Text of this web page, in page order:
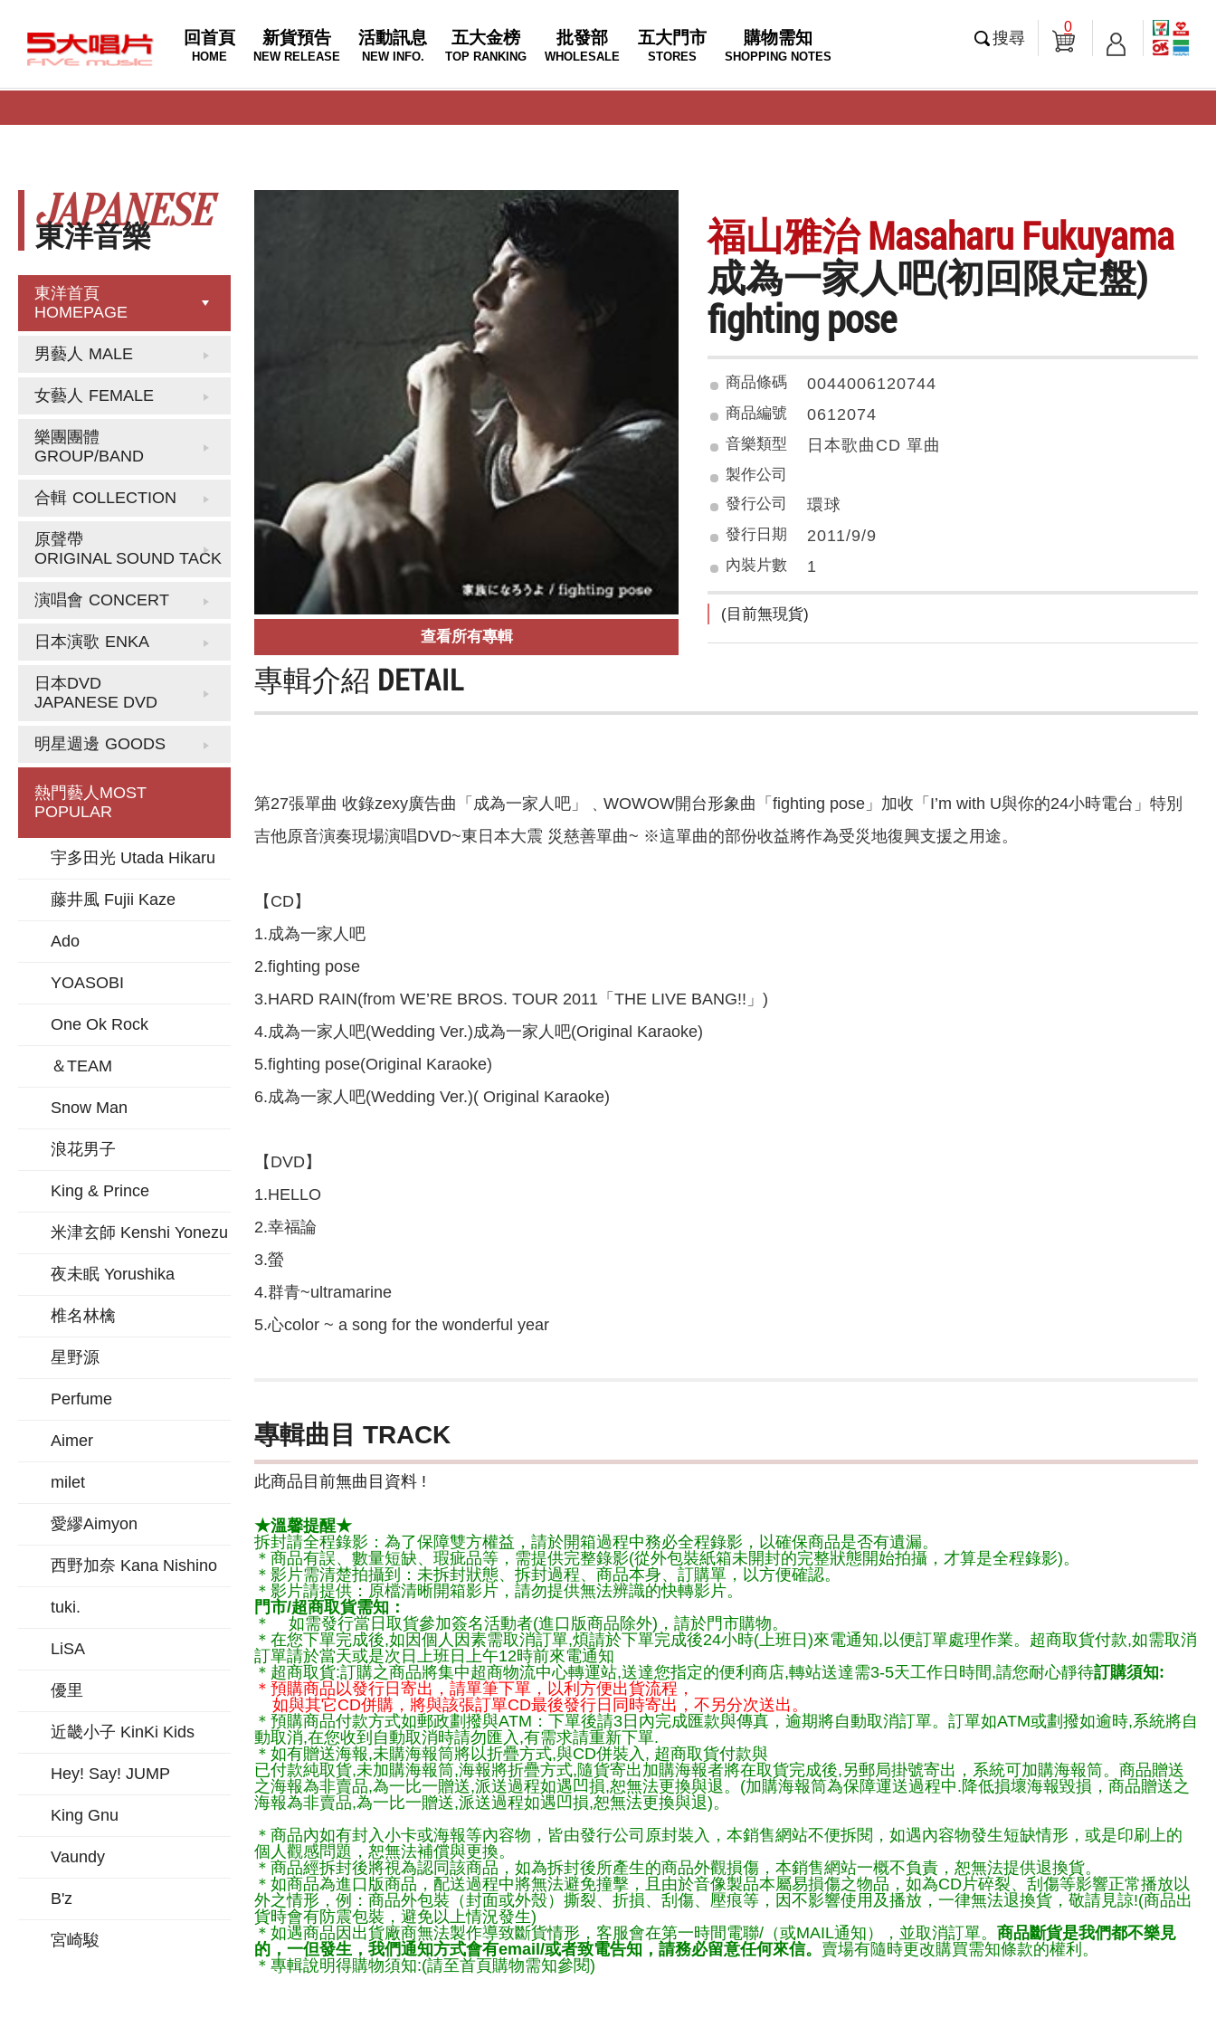
回首頁
HOME
新貨預告
NEW RELEASE
活動訊息
NEW INFO.
五大金榜
TOP RANKING
批發部
WHOLESALE
五大門市
STORES
購物需知
SHOPPING NOTES
搜尋
0
東洋音樂
JAPANESE
東洋首頁
HOMEPAGE
男藝人 MALE
女藝人 FEMALE
樂團團體
GROUP/BAND
合輯 COLLECTION
原聲帶
ORIGINAL SOUND TACK
演唱會 CONCERT
日本演歌 ENKA
日本DVD
JAPANESE DVD
明星週邊 GOODS
熱門藝人 MOST
POPULAR
宇多田光 Utada Hikaru
藤井風 Fujii Kaze
Ado
YOASOBI
One Ok Rock
＆TEAM
Snow Man
浪花男子
King & Prince
米津玄師 Kenshi Yonezu
夜未眠 Yorushika
椎名林檎
星野源
Perfume
Aimer
milet
愛繆Aimyon
西野加奈 Kana Nishino
tuki.
LiSA
優里
近畿小子 KinKi Kids
Hey! Say! JUMP
King Gnu
Vaundy
B'z
宮崎駿
查看所有專輯
福山雅治 Masaharu Fukuyama
成為一家人吧(初回限定盤)
fighting pose
商品條碼 0044006120744
商品編號 0612074
音樂類型 日本歌曲CD 單曲
製作公司
發行公司
環球
發行日期 2011/9/9
內裝片數 1
(目前無現貨)
專輯介紹 DETAIL
第27張單曲 收錄zexy廣告曲「成為一家人吧」﹑WOWOW開台形象曲「fighting pose」加收「I’m with U與你的24小時電台」特別
吉他原音演奏現場演唱DVD~東日本大震 災慈善單曲~ ※這單曲的部份收益將作為受災地復興支援之用途。
【CD】
1.成為一家人吧
2.fighting pose
3.HARD RAIN(from WE’RE BROS. TOUR 2011「THE LIVE BANG!!」)
4.成為一家人吧(Wedding Ver.)成為一家人吧(Original Karaoke)
5.fighting pose(Original Karaoke)
6.成為一家人吧(Wedding Ver.)( Original Karaoke)
【DVD】
1.HELLO
2.幸福論
3.螢
4.群青~ultramarine
5.心color ~ a song for the wonderful year
專輯曲目 TRACK
此商品目前無曲目資料 !
★溫馨提醒★
拆封請全程錄影：為了保障雙方權益，請於開箱過程中務必全程錄影，以確保商品是否有遺漏。
＊商品有誤、數量短缺、瑕疵品等，需提供完整錄影(從外包裝紙箱未開封的完整狀態開始拍攝，才算是全程錄影)。
＊影片需清楚拍攝到：未拆封狀態、拆封過程、商品本身、訂購單，以方便確認。
＊影片請提供：原檔清晰開箱影片，請勿提供無法辨識的快轉影片。
門市/超商取貨需知：
＊ 如需發行當日取貨參加簽名活動者(進口版商品除外)，請於門市購物。
＊在您下單完成後,如因個人因素需取消訂單,煩請於下單完成後24小時(上班日)來電通知,以便訂單處理作業。超商取貨付款,如需取消
訂單請於當天或是次日上班日上午12時前來電通知
＊超商取貨:訂購之商品將集中超商物流中心轉運站,送達您指定的便利商店,轉站送達需3-5天工作日時間,請您耐心靜待訂購須知:
＊預購商品以發行日寄出，請單筆下單，以利方便出貨流程，
如與其它CD併購，將與該張訂單CD最後發行日同時寄出，不另分次送出。
＊預購商品付款方式如郵政劃撥與ATM：下單後請3日內完成匯款與傳真，逾期將自動取消訂單。訂單如ATM或劃撥如逾時,系統將自
動取消,在您收到自動取消時請勿匯入,有需求請重新下單.
＊如有贈送海報,未購海報筒將以折疊方式,與CD併裝入, 超商取貨付款與
已付款純取貨,未加購海報筒,海報將折疊方式,隨貨寄出加購海報者將在取貨完成後,另郵局掛號寄出，系統可加購海報筒。商品贈送
之海報為非賣品,為一比一贈送,派送過程如遇凹損,恕無法更換與退。(加購海報筒為保障運送過程中.降低損壞海報毀損，商品贈送之
海報為非賣品,為一比一贈送,派送過程如遇凹損,恕無法更換與退)。
＊商品內如有封入小卡或海報等內容物，皆由發行公司原封裝入，本銷售網站不便拆閱，如遇內容物發生短缺情形，或是印刷上的
個人觀感問題，恕無法補償與更換。
＊商品經拆封後將視為認同該商品，如為拆封後所產生的商品外觀損傷，本銷售網站一概不負責，恕無法提供退換貨。
＊如商品為進口版商品，配送過程中將無法避免撞擊，且由於音像製品本屬易損傷之物品，如為CD片碎裂、刮傷等影響正常播放以
外之情形，例：商品外包裝（封面或外殼）撕裂、折損、刮傷、壓痕等，因不影響使用及播放，一律無法退換貨，敬請見諒!(商品出
貨時會有防震包裝，避免以上情況發生)
＊如遇商品因出貨廠商無法製作導致斷貨情形，客服會在第一時間電聯/（或MAIL通知），並取消訂單。 商品斷貨是我們都不樂見
的，一但發生，我們通知方式會有email/或者致電告知，請務必留意任何來信。 賣場有隨時更改購買需知條款的權利。
＊專輯說明得購物須知:(請至首頁購物需知參閱)